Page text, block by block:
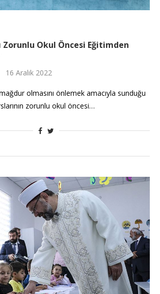
Zorunlu Okul Öncesi Eğitimden
16 Aralık 2022
olmasını önlemek amacıyla sunduğu
zorunlu okul öncesi…